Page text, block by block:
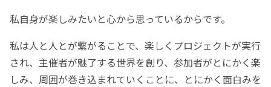
私自身が楽しみたいと心から思っているからです。
私は人と人とが繋がることで、楽しくプロジェクトが実行
され、主催者が魅了する世界を創り、参加者がとにかく楽
しみ、周囲が巻き込まれていくことに、とにかく面白みを